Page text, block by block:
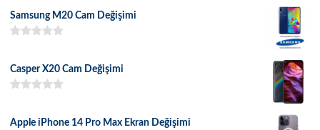
Samsung M20 Cam Değişimi
Casper X20 Cam Değişimi
Apple iPhone 14 Pro Max Ekran Değişimi